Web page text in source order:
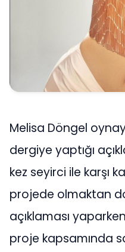
Melisa Döngel
dergiye yaptığı
kez seyirci ile karşı
projede olmaktan
açıklaması
proje kapsamında